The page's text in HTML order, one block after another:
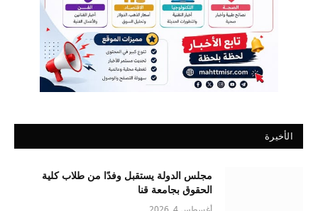
الأخيرة
مجلس الدولة يستقبل وفدًا من طلاب كلية
الحقوق بجامعة قنا